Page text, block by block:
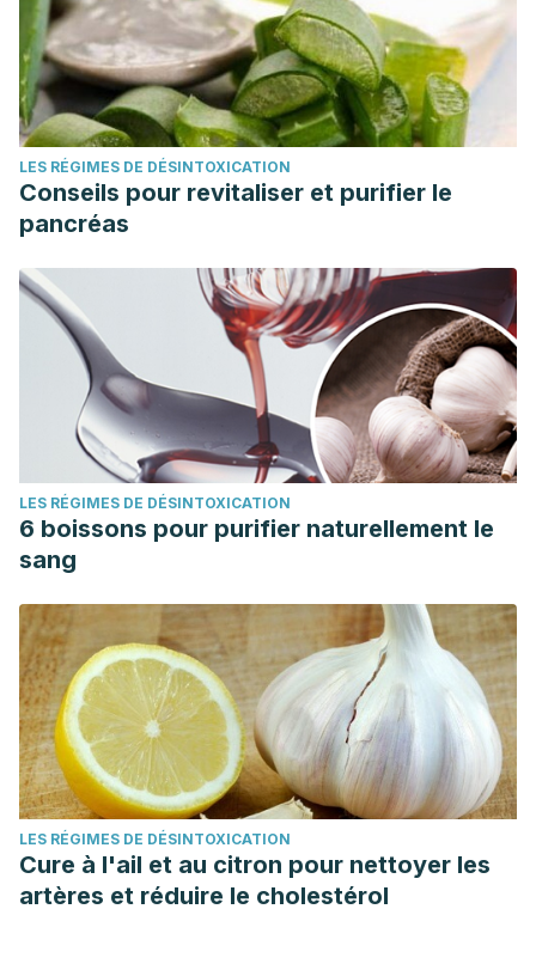
LES RÉGIMES DE DÉSINTOXICATION
Conseils pour revitaliser et purifier le
pancréas
LES RÉGIMES DE DÉSINTOXICATION
6 boissons pour purifier naturellement le
sang
LES RÉGIMES DE DÉSINTOXICATION
Cure à l'ail et au citron pour nettoyer les
artères et réduire le cholestérol